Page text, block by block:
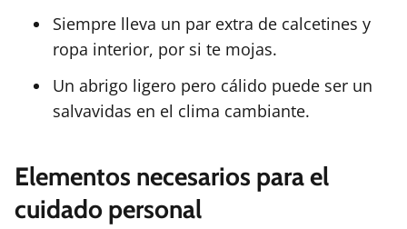
Siempre lleva un par extra de calcetines y
ropa interior, por si te mojas.
Un abrigo ligero pero cálido puede ser un
salvavidas en el clima cambiante.
Elementos necesarios para el
cuidado personal